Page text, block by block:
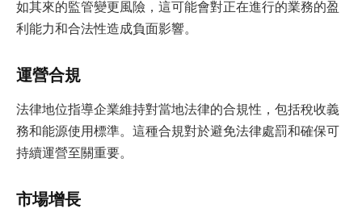
如其來的監管變更風險，這可能會對正在進行的業務的盈
利能力和合法性造成負面影響。
運營合規
法律地位指導企業維持對當地法律的合規性，包括稅收義
務和能源使用標準。這種合規對於避免法律處罰和確保可
持續運營至關重要。
市場增長